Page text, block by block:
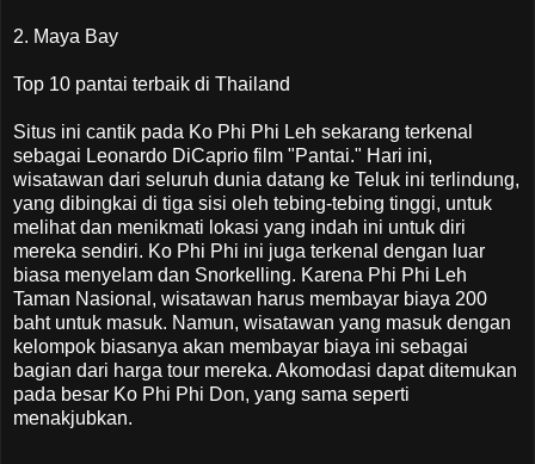
2. Maya Bay
Top 10 pantai terbaik di Thailand
Situs ini cantik pada Ko Phi Phi Leh sekarang terkenal
sebagai Leonardo DiCaprio film "Pantai." Hari ini,
wisatawan dari seluruh dunia datang ke Teluk ini terlindung,
yang dibingkai di tiga sisi oleh tebing-tebing tinggi, untuk
melihat dan menikmati lokasi yang indah ini untuk diri
mereka sendiri. Ko Phi Phi ini juga terkenal dengan luar
biasa menyelam dan Snorkelling. Karena Phi Phi Leh
Taman Nasional, wisatawan harus membayar biaya 200
baht untuk masuk. Namun, wisatawan yang masuk dengan
kelompok biasanya akan membayar biaya ini sebagai
bagian dari harga tour mereka. Akomodasi dapat ditemukan
pada besar Ko Phi Phi Don, yang sama seperti
menakjubkan.